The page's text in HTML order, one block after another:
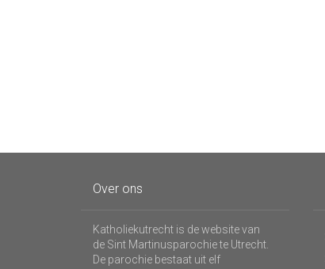
Over ons
Katholiekutrecht is de website van
de Sint Martinusparochie te Utrecht.
De parochie bestaat uit elf